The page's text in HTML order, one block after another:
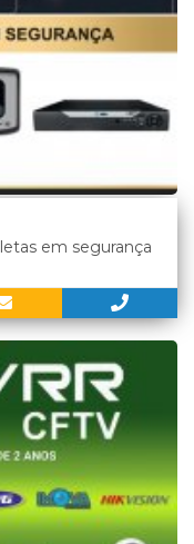
em segurança